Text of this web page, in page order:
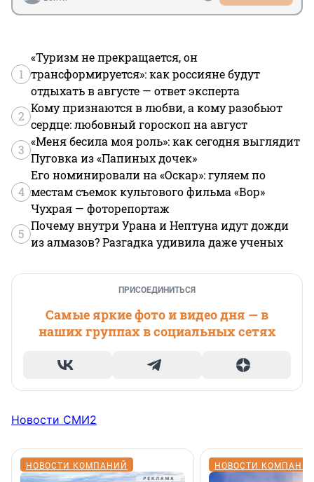
1
«Туризм не прекращается, он
трансформируется»: как россияне будут
отдыхать в августе — ответ эксперта
2
Кому признаются в любви, а кому разобьют
сердце: любовный гороскоп на август
3
«Меня бесила моя роль»: как сегодня выглядит
Пуговка из «Папиных дочек»
4
Его номинировали на «Оскар»: гуляем по
местам съемок культового фильма «Вор»
Чухрая — фоторепортаж
5
Почему внутри Урана и Нептуна идут дожди
из алмазов? Разгадка удивила даже ученых
ПРИСОЕДИНИТЬСЯ
Самые яркие фото и видео дня — в
наших группах в социальных сетях
Новости СМИ2
НОВОСТИ КОМПАНИЙ НОВОСТИ